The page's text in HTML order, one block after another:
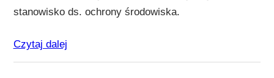
stanowisko ds. ochrony środowiska.
Czytaj dalej